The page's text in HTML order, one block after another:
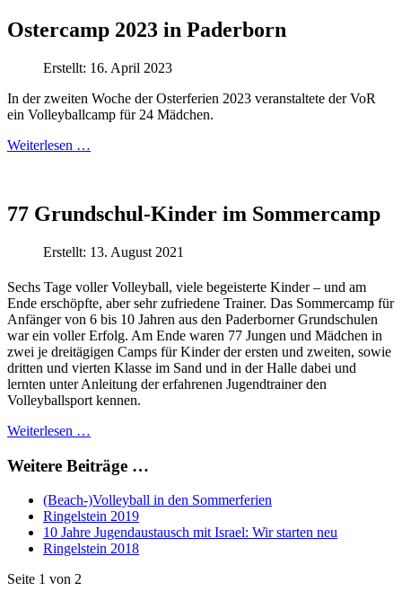
Ostercamp 2023 in Paderborn
Erstellt: 16. April 2023
In der zweiten Woche der Osterferien 2023 veranstaltete der VoR
ein Volleyballcamp für 24 Mädchen.
Weiterlesen …
77 Grundschul-Kinder im Sommercamp
Erstellt: 13. August 2021
Sechs Tage voller Volleyball, viele begeisterte Kinder – und am
Ende erschöpfte, aber sehr zufriedene Trainer. Das Sommercamp für
Anfänger von 6 bis 10 Jahren aus den Paderborner Grundschulen
war ein voller Erfolg. Am Ende waren 77 Jungen und Mädchen in
zwei je dreitägigen Camps für Kinder der ersten und zweiten, sowie
dritten und vierten Klasse im Sand und in der Halle dabei und
lernten unter Anleitung der erfahrenen Jugendtrainer den
Volleyballsport kennen.
Weiterlesen …
Weitere Beiträge …
(Beach-)Volleyball in den Sommerferien
Ringelstein 2019
10 Jahre Jugendaustausch mit Israel: Wir starten neu
Ringelstein 2018
Seite 1 von 2